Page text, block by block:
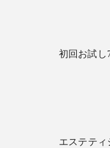
初回お試し
エステテ